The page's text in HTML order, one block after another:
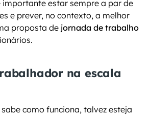
importante estar sempre a par de
e prever, no contexto, a melhor
proposta de jornada de trabalho
na escala
como funciona, talvez esteja